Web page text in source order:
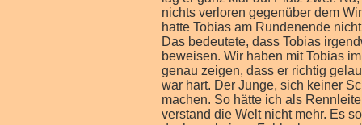
nichts verloren gegenüber dem
hatte Tobias am Rundenende
Das bedeutete, dass Tobias
beweisen. Wir haben mit Tobias
genau zeigen, dass er richtig
war hart. Der Junge, sich keiner
machen. So hätte ich als
verstand die Welt nicht mehr. Es